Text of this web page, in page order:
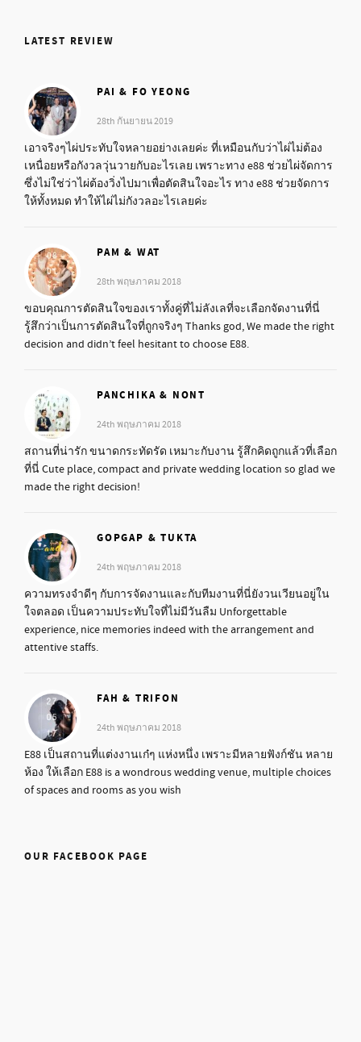
LATEST REVIEW
PAI & FO YEONG
28th กันยายน 2019
เอาจริงๆไผ่ประทับใจหลายอย่างเลยค่ะ ที่เหมือนกับว่าไผ่ไม่ต้อง
เหนื่อยหรือกังวลวุ่นวายกับอะไรเลย เพราะทาง e88 ช่วยไผ่จัดการ
ซึ่งไม่ใช่ว่าไผ่ต้องวิ่งไปมาเพื่อตัดสินใจอะไร ทาง e88 ช่วยจัดการ
ให้ทั้งหมด ทำให้ไผ่ไม่กังวลอะไรเลยค่ะ
PAM & WAT
28th พฤษภาคม 2018
ขอบคุณการตัดสินใจของเราทั้งคู่ที่ไม่ลังเลที่จะเลือกจัดงานที่นี่
รู้สึกว่าเป็นการตัดสินใจที่ถูกจริงๆ Thanks god, We made the right
decision and didn’t feel hesitant to choose E88.
PANCHIKA & NONT
24th พฤษภาคม 2018
สถานที่น่ารัก ขนาดกระทัดรัด เหมาะกับงาน รู้สึกคิดถูกแล้วที่เลือก
ที่นี่ Cute place, compact and private wedding location so glad we
made the right decision!
GOPGAP & TUKTA
24th พฤษภาคม 2018
ความทรงจำดีๆ กับการจัดงานและกับทีมงานที่นี่ยังวนเวียนอยู่ใน
ใจตลอด เป็นความประทับใจที่ไม่มีวันลืม Unforgettable
experience, nice memories indeed with the arrangement and
attentive staffs.
FAH & TRIFON
24th พฤษภาคม 2018
E88 เป็นสถานที่แต่งงานเก๋ๆ แห่งหนึ่ง เพราะมีหลายฟังก์ชัน หลาย
ห้อง ให้เลือก E88 is a wondrous wedding venue, multiple choices
of spaces and rooms as you wish
OUR FACEBOOK PAGE